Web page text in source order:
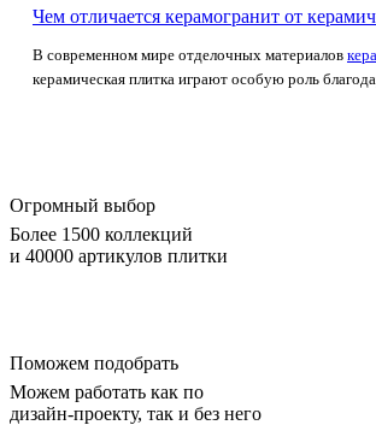
Чем отличается керамогранит от
В современном мире отделочных материалов
керамическая плитка играют особую роль
Огромный выбор
Более 1500 коллекций
и 40000 артикулов плитки
Поможем подобрать
Можем работать как по
дизайн-проекту, так и без него